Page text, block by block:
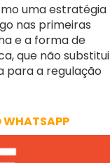
uma estratégia
nas primeiras
e a forma de
que não substitui
para a regulação
WHATSAPP